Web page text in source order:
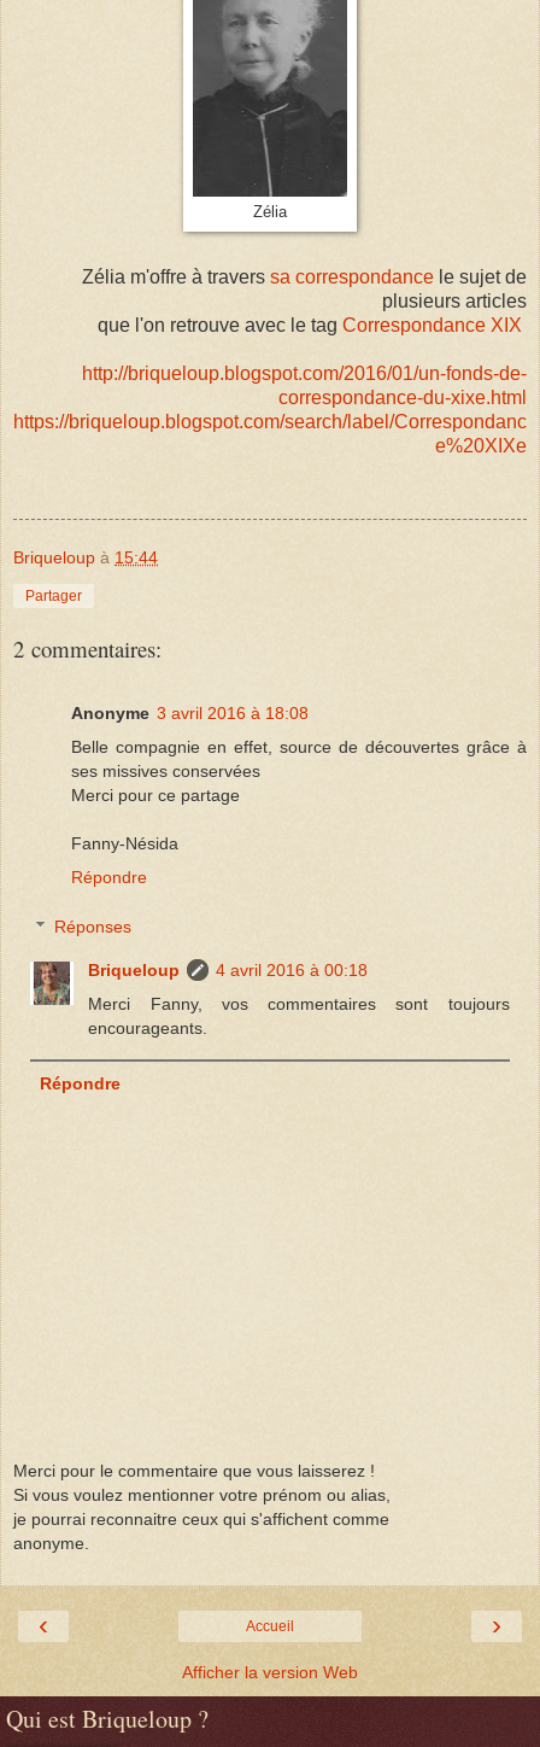
Zélia
Zélia m'offre à travers sa correspondance le sujet de
plusieurs articles
que l'on retrouve avec le tag Correspondance XIX
http://briqueloup.blogspot.com/2016/01/un-fonds-de-
correspondance-du-xixe.html
https://briqueloup.blogspot.com/search/label/Correspondanc
e%20XIXe
Briqueloup à 15:44
Partager
2 commentaires:
Anonyme 3 avril 2016 à 18:08
Belle compagnie en effet, source de découvertes grâce à
ses missives conservées
Merci pour ce partage
Fanny-Nésida
Répondre
Réponses
Briqueloup
4 avril 2016 à 00:18
Merci Fanny, vos commentaires sont toujours
encourageants.
Répondre
Merci pour le commentaire que vous laisserez !
Si vous voulez mentionner votre prénom ou alias,
je pourrai reconnaitre ceux qui s'affichent comme
anonyme.
‹ ›
Accueil
Afficher la version Web
Qui est Briqueloup ?